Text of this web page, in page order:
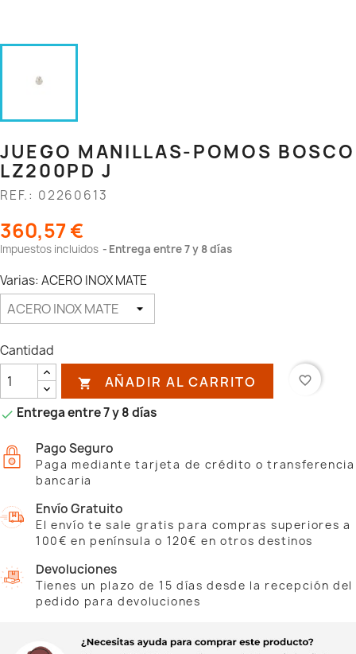
JUEGO MANILLAS-POMOS BOSCO
LZ200PD J
REF.: 02260613
360,57 €
Impuestos incluidos Entrega entre 7 y 8 días
Varias: ACERO INOX MATE
Cantidad
 AÑADIR AL CARRITO favorite_border
 Entrega entre 7 y 8 días
Pago Seguro
Paga mediante tarjeta de crédito o transferencia
bancaria
Envío Gratuito
El envío te sale gratis para compras superiores a
100€ en península o 120€ en otros destinos
Devoluciones
Tienes un plazo de 15 días desde la recepción del
pedido para devoluciones